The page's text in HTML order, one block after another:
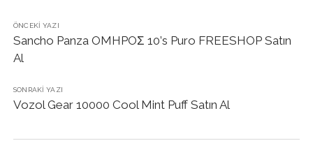
ÖNCEKI YAZI
Sancho Panza OMHPOΣ 10’s Puro FREESHOP Satın
Al
SONRAKI YAZI
Vozol Gear 10000 Cool Mint Puff Satın Al